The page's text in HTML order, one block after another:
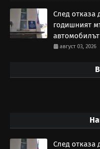
След отказа
годишният
август 03, 2026
След отказа